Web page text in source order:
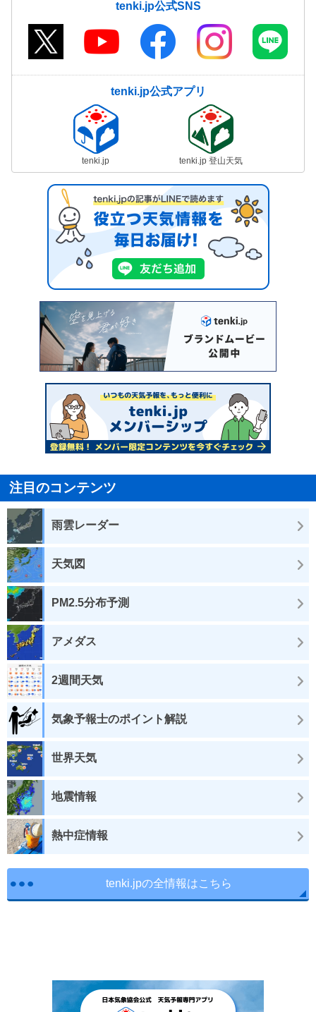
tenki.jp公式SNS
tenki.jp公式アプリ
tenki.jp tenki.jp 登山天気
注目のコンテンツ
雨雲レーダー
天気図
PM2.5分布予測
アメダス
2週間天気
気象予報士のポイント解説
世界天気
地震情報
熱中症情報
tenki.jpの全情報はこちら